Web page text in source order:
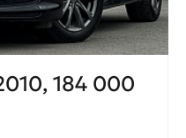
184 000